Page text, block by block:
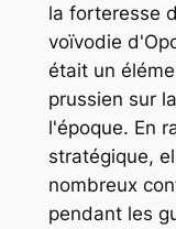
la forteresse
voïvodie
était un
prussien sur
l'époque. En
stratégique,
nombreux
pendant les